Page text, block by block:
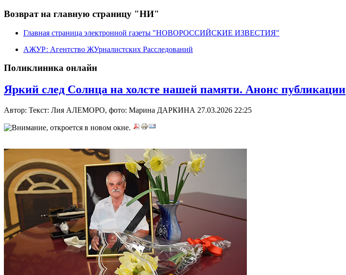
Возврат на главную страницу "НИ"
Главная страница электронной газеты "НОВОРОССИЙСКИЕ ИЗВЕСТИЯ"
АЖУР: Агентство ЖУрналистских Расследований
Поликлиника онлайн
Яркий след Солнца на холсте нашей памяти. Анонс публикации
Автор: Текст: Лия АЛЕМОРО, фото: Марина ДАРКИНА 27.03.2026 22:25